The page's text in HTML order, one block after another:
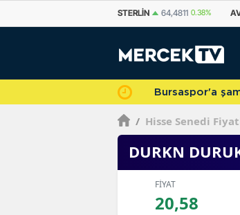
AVUSTRALYA DOLARI
Bursaspor'a
/ Hisse Senedi
DURKN
FİYAT
20,58